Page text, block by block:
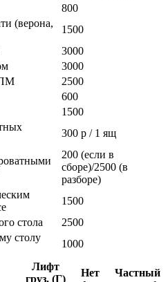
800
(верона,
1500
3000
3000
ПМ
2500
600
1500
300 р / 1 ящ
200 (если в
сборе)/2500 (в
разборе)
1500
стола
2500
столу
1000
Лифт
груз. (Г)
Нет
Частный